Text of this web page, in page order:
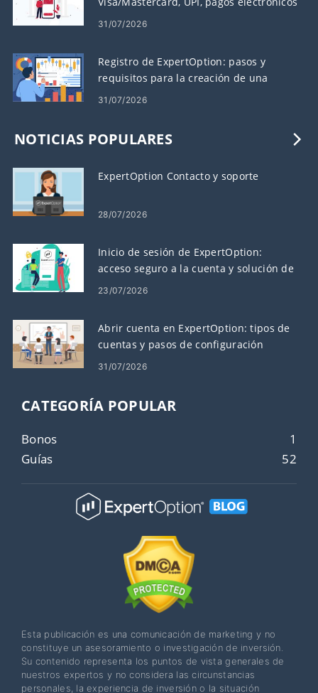
y criptomonedas
31/07/2026
Registro de ExpertOption: pasos y
requisitos para la creación de una
cuenta
31/07/2026
NOTICIAS POPULARES
ExpertOption Contacto y soporte
28/07/2026
Inicio de sesión de ExpertOption:
acceso seguro a la cuenta y solución de
problemas
23/07/2026
Abrir cuenta en ExpertOption: tipos de
cuentas y pasos de configuración
31/07/2026
CATEGORÍA POPULAR
Bonos
1
Guías
52
Esta publicación es una comunicación de marketing y no
constituye un asesoramiento o investigación de inversión.
Su contenido representa los puntos de vista generales de
nuestros expertos y no considera las circunstancias
personales, la experiencia de inversión o la situación